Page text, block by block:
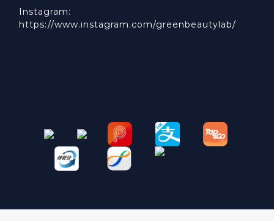
Instagram:
https://www.instagram.com/greenbeautylab/